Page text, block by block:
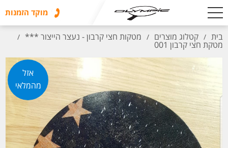
מוקד הזמנות
בית / קטלוג מוצרים / מטקות חצי קרבון - נעצר הייצור *** /
מטקת חצי קרבון 001
אזל
מהמלאי